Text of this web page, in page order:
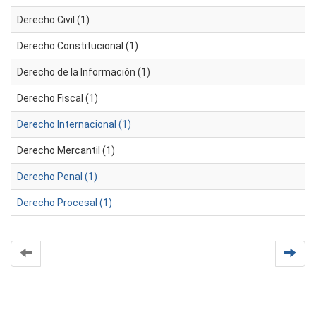
Derecho Civil (1)
Derecho Constitucional (1)
Derecho de la Información (1)
Derecho Fiscal (1)
Derecho Internacional (1)
Derecho Mercantil (1)
Derecho Penal (1)
Derecho Procesal (1)